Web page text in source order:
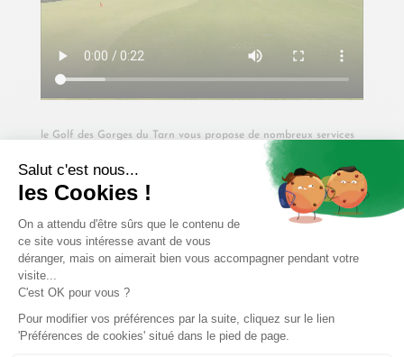
le Golf des Gorges du Tarn vous propose de nombreux services
pour rendre votre séjour en Lozère le plus agréable possible.
Ainsi vous pourrez profitez du Club House, de cours de Golf
(cours individuel, stage d’initiation ou de perfectionnement), d’un
Practice et bien d’autres services à découvrir sur place.
Activités à faire dans
notre camping